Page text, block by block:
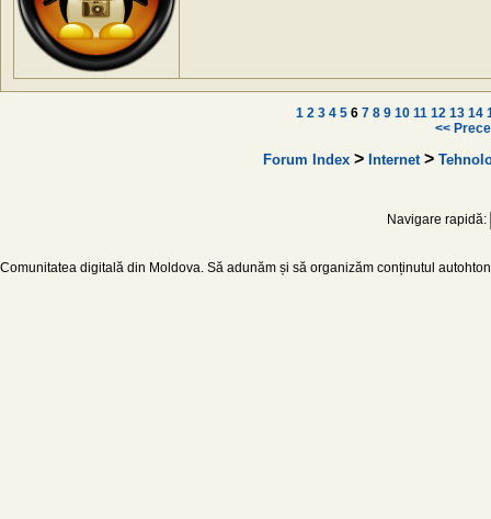
1 2 3 4 5 6 7 8 9 10 11 12 13 14
<<
Forum Index> Internet>
Navigare rapidă:
Comunitatea digitală din Moldova. Să adunăm și să organizăm conținutul